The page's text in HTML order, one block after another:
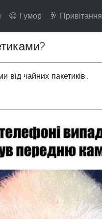
😀 Гумор 🥂 Привітання
від чайних пакетиків...